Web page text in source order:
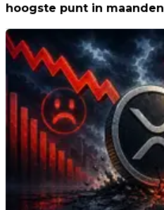
hoogste punt in maanden